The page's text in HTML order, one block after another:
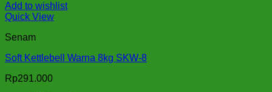
Add to wishlist
Quick View
Senam
Soft Kettlebell Warna 8kg SKW-8
Rp291.000